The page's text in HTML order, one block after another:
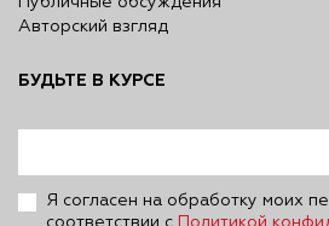
Авторский взгляд
БУДЬТЕ В КУРСЕ
Я согласен на обработку моих
соответствии с
Политикой